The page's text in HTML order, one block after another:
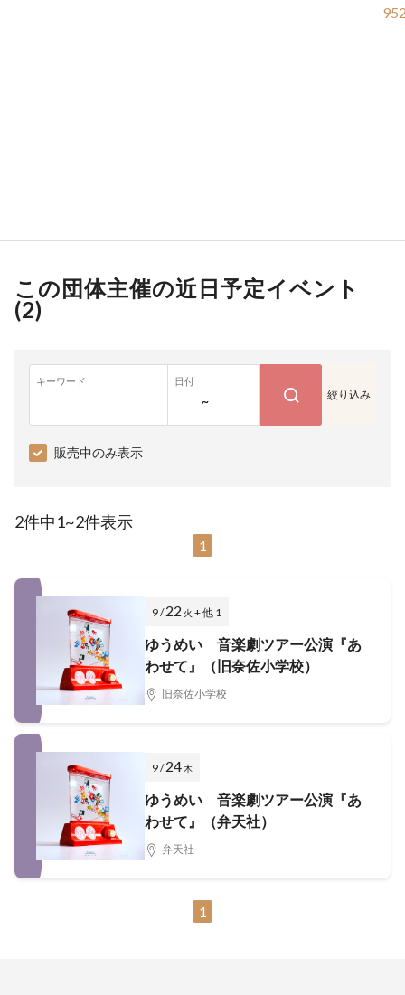
この団体主催の近日予定イベント
(2)
キーワード 日付
~ 絞り込み
販売中のみ表示
2件中1~2件表示
1
9 /22 火 + 他 1
ゆうめい 音楽劇ツアー公演『あ
わせて』（旧奈佐小学校）
旧奈佐小学校
9 /24木
ゆうめい 音楽劇ツアー公演『あ
わせて』（弁天社）
弁天社
1